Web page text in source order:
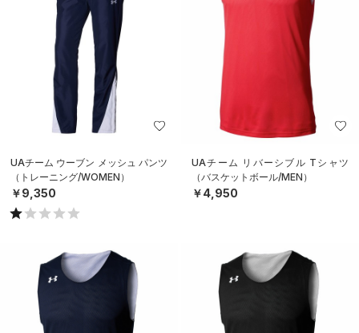
UAチーム ウーブン メッシュ パンツ
（トレーニング/WOMEN）
￥9,350
UAチーム リバーシブル Tシャツ
（バスケットボール/MEN）
￥4,950